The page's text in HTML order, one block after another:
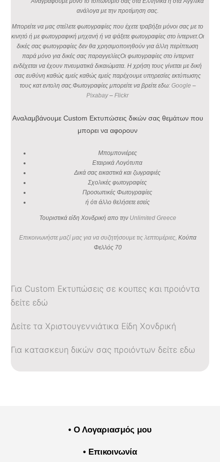
ανάλογα με την προτίμηση σας.
Μπορείτε να μας στείλετε φωτογραφίες που έχετε τραβήξει μόνοι σας με το
κινητό ή με φωτογραφική μηχανή ή να ψάξετε φωτογραφίες στο ίντερνετ.Οι
δικές σας φωτογραφίες δεν θα χρησιμοποιηθούν για άλλη περίπτωση
παρά μόνο για δικές σας παραγγελίεςΟι φωτογραφίες στο ίντερνετ
ενδέχεται να έχουν πνευματικά δικαιώματα. Η χρήση τους γίνεται με δική
σας ευθύνη καθώς εμείς καθώς εμείς παρέχουμε υπηρεσίες εκτύπωσης
τους κατ εντολη σας.Φωτογραφίες μπορείτε να βρείτε εδω: Google –
Pixabay– Flickr
Αναλαμβάνουμε Custom Εκτυπώσεις δικών σας θεμάτων που
μπορει να αφορουν
Μπομπονιέρες
Εταιρικά Λογότυπα
Δικά σας εικαστικά και ζωγραφιές
Σχολικές φωτογραφίες
Προσωπικές Φωτογραφίες
ή ότι άλλο θελήσετε εσείς
Τουριστικά είδη Χονδρική απο την Unlimited Greece
Επικοινωνήστε μαζί μας για να συζητήσουμε τις λεπτομέριες, Κούπα
Φελλός 70
Για Custom Εκτυπώσεις σε κουπες και προιόντα
δείτε εδώ
Δείτε τα Χριστουγεννιάτικα Είδη Χονδρική
Για κατασκευη δικών σας προιόντων δείτε εδω
• Ο Λογαριασμός μου
• Επικοινωνία